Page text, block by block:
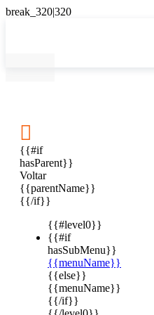

{{#if
hasParent}}
Voltar
{{parentName}}
{{/if}}
{{#level0}}
{{#if
hasSubMenu}}
{{menuName}}
{{else}}
{{menuName}}
{{/if}}